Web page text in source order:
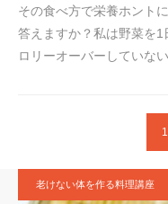
その食べ方で栄養ホント
答えますか？私は野菜を
ロリーオーバーしていな
1
老けない体を作る料理講座